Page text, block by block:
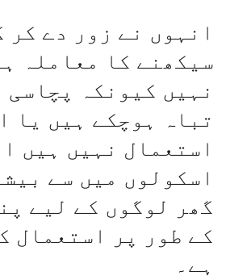
انہوں نے زور دے کر
سیکھنے کا معاملہ
نہیں کیونکہ پچاسی
تباہ ہوچکے ہیں یا
استعمال نہیں ہیں
اسکولوں میں سے
گھر لوگوں کے لیے
کے طور پر استعمال
ہے۔